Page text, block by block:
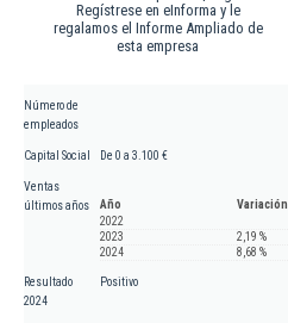
Regístrese en eInforma y le
regalamos el Informe Ampliado de
esta empresa
Número de
empleados
Capital Social De 0 a 3.100 €
Ventas
últimos años
Año
Variación
2022
2023
2,19 %
2024
8,68 %
Resultado
2024
Positivo